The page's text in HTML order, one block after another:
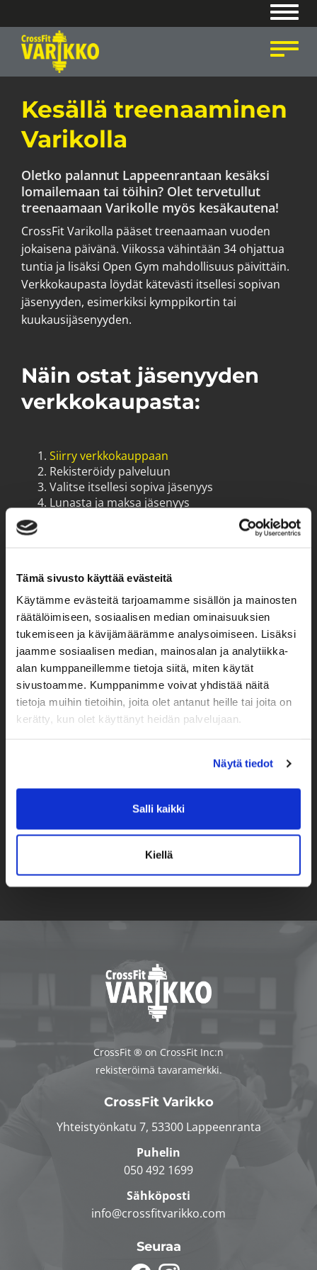
Tämä sivusto käyttää evästeitä
Käytämme evästeitä tarjoamamme sisällön ja mainosten
räätälöimiseen, sosiaalisen median ominaisuuksien
tukemiseen ja kävijämäärämme analysoimiseen. Lisäksi
jaamme sosiaalisen median, mainosalan ja analytiikka-
alan kumppaneillemme tietoja siitä, miten käytät
sivustoamme. Kumppanimme voivat yhdistää näitä
tietoja muihin tietoihin, joita olet antanut heille tai joita on
kerätty, kun olet käyttänyt heidän palvelujaan.
Näytä tiedot
Salli kaikki
Kiellä
Kesällä treenaaminen
Varikolla
Oletko palannut Lappeenrantaan kesäksi
lomailemaan tai töihin? Olet tervetullut
treenaamaan Varikolle myös kesäkautena!
CrossFit Varikolla pääset treenaamaan vuoden
jokaisena päivänä. Viikossa vähintään 34 ohjattua
tuntia ja lisäksi Open Gym mahdollisuus päivittäin.
Verkkokaupasta löydät kätevästi itsellesi sopivan
jäsenyyden, esimerkiksi kymppikortin tai
kuukausijäsenyyden.
​​​​​​​Näin ostat jäsenyyden
verkkokaupasta:
Siirry verkkokauppaan
Rekisteröidy palveluun
Valitse itsellesi sopiva jäsenyys
Lunasta ja maksa jäsenyys
Lataa CrossFit Varikon mobiilisovellus
Olet valmis! Saat tarkemmat tiedot jäsenyyden
oston jälkeen sähköpostiisi. Tervetuloa
treenaamaan.
SIIRRY VERKKOKAUPPAAN
CrossFit ® on CrossFit Inc:n
rekisteröimä tavaramerkki.
CrossFit Varikko
Yhteistyönkatu 7, 53300 Lappeenranta
Puhelin
050 492 1699
Sähköposti
info@crossfitvarikko.com
Seuraa